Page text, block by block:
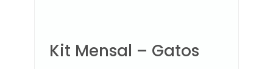
Kit Mensal – Gatos